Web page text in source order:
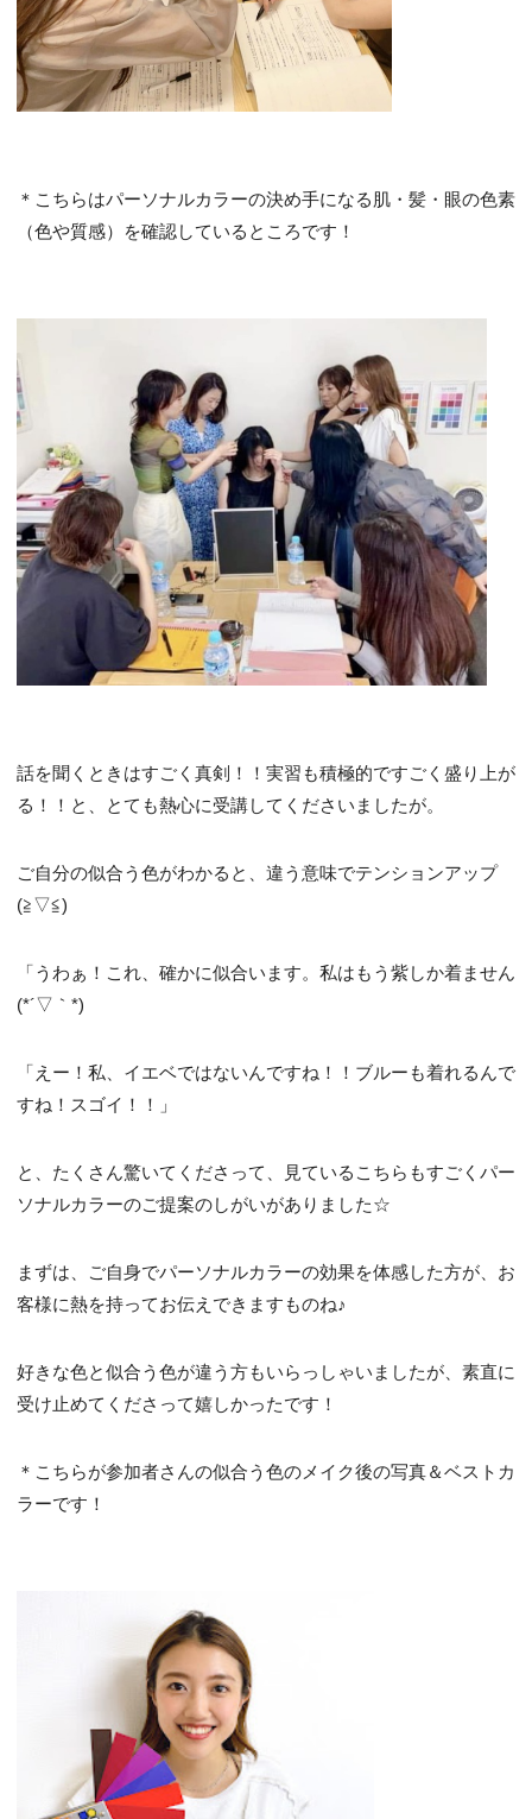
＊こちらはパーソナルカラーの決め手になる肌・髪・眼の色素
（色や質感）を確認しているところです！
話を聞くときはすごく真剣！！実習も積極的ですごく盛り上が
る！！と、とても熱心に受講してくださいましたが。
ご自分の似合う色がわかると、違う意味でテンションアップ
(≧▽≦)
「うわぁ！これ、確かに似合います。私はもう紫しか着ません
(*´▽｀*)
「えー！私、イエベではないんですね！！ブルーも着れるんで
すね！スゴイ！！」
と、たくさん驚いてくださって、見ているこちらもすごくパー
ソナルカラーのご提案のしがいがありました☆
まずは、ご自身でパーソナルカラーの効果を体感した方が、お
客様に熱を持ってお伝えできますものね♪
好きな色と似合う色が違う方もいらっしゃいましたが、素直に
受け止めてくださって嬉しかったです！
＊こちらが参加者さんの似合う色のメイク後の写真＆ベストカ
ラーです！